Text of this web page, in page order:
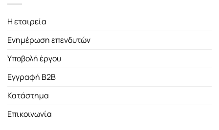
Η εταιρεία
Ενημέρωση επενδυτών
Υποβολή έργου
Εγγραφή B2B
Κατάστημα
Επικοινωνία